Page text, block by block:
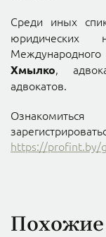
Среди иных
юридических
Международного
Хмылко,
адвокатов.
https://profint.by/
Похожие